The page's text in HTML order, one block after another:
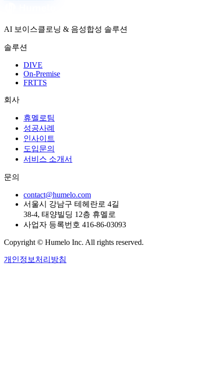
AI 보이스클로닝 & 음성합성 솔루션
솔루션
DIVE
On-Premise
FRTTS
회사
휴멜로팀
성공사례
인사이트
도입문의
서비스 소개서
문의
contact@humelo.com
서울시 강남구 테헤란로 4길
38-4, 태양빌딩 12층 휴멜로
사업자 등록번호 416-86-03093
Copyright © Humelo Inc. All rights reserved.
개인정보처리방침